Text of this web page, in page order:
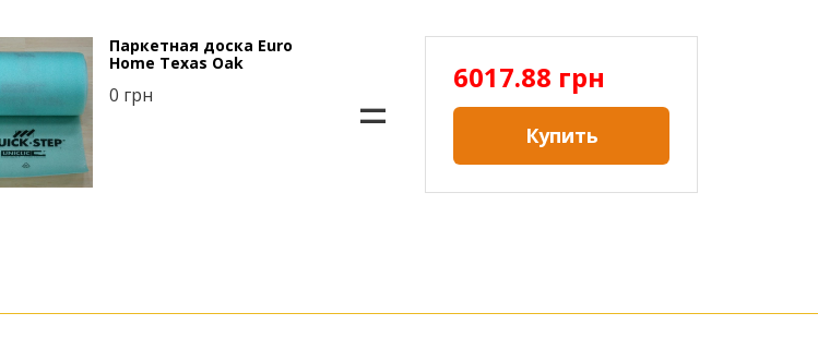
Паркетная доска Euro
Home Texas Oak
0 грн =
6017.88 грн
Купить